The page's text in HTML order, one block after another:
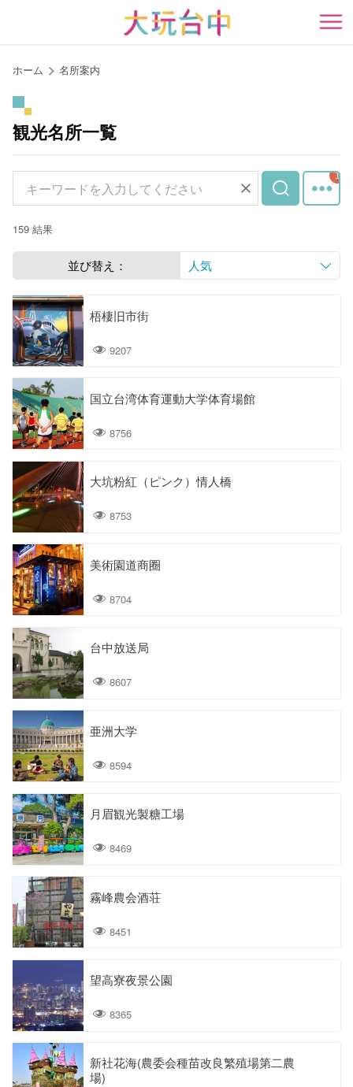
開
ホーム 名所案内
観光名所一覧
159 結果
並び替え： 人気
梧棲旧市街
9207
国立台湾体育運動大学体育場館
8756
大坑粉紅（ピンク）情人橋
8753
美術園道商圈
8704
台中放送局
8607
亜洲大学
8594
月眉観光製糖工場
8469
霧峰農会酒荘
8451
望高寮夜景公園
8365
新社花海(農委会種苗改良繁殖場第二農
場)